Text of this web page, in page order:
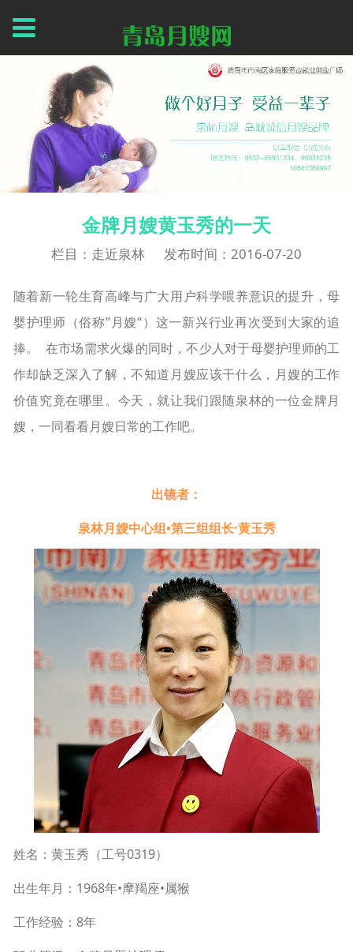
金牌月嫂黄玉秀的一天
栏目：走近泉林 发布时间：2016-07-20
随着新一轮生育高峰与广大用户科学喂养意识的提升，母
婴护理师（俗称”月嫂“）这一新兴行业再次受到大家的追
捧。 在市场需求火爆的同时，不少人对于母婴护理师的工
作却缺乏深入了解，不知道月嫂应该干什么，月嫂的工作
价值究竟在哪里。今天，就让我们跟随泉林的一位金牌月
嫂，一同看看月嫂日常的工作吧。
出镜者：
泉林月嫂中心组•第三组组长·黄玉秀
姓名：黄玉秀（工号0319）
出生年月：1968年•摩羯座•属猴
工作经验：8年